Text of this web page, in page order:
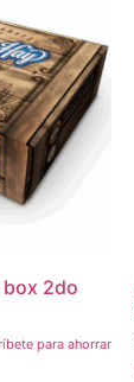
2do
para ahorrar